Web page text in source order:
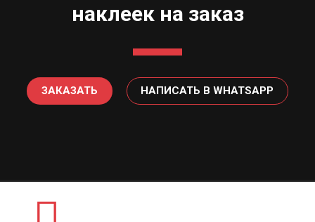
наклеек на заказ
ЗАКАЗАТЬ НАПИСАТЬ В WHATSAPP